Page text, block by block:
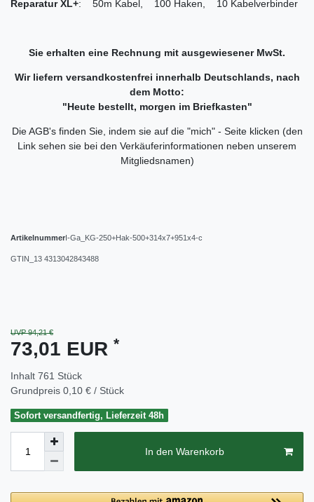
Reparatur XL+: 50m Kabel, 100 Haken, 10 Kabelverbinder
Sie erhalten eine Rechnung mit ausgewiesener MwSt.
Wir liefern versandkostenfrei innerhalb Deutschlands, nach
dem Motto:
"Heute bestellt, morgen im Briefkasten"
Die AGB's finden Sie, indem sie auf die "mich" - Seite klicken (den
Link sehen sie bei den Verkäuferinformationen neben unserem
Mitgliedsnamen)
ArtikelnummerI-Ga_KG-250+Hak-500+314x7+951x4-c
GTIN_13 4313042843488
UVP 94,21 €
73,01 EUR *
Inhalt 761 Stück
Grundpreis 0,10 € / Stück
Sofort versandfertig, Lieferzeit 48h
In den Warenkorb